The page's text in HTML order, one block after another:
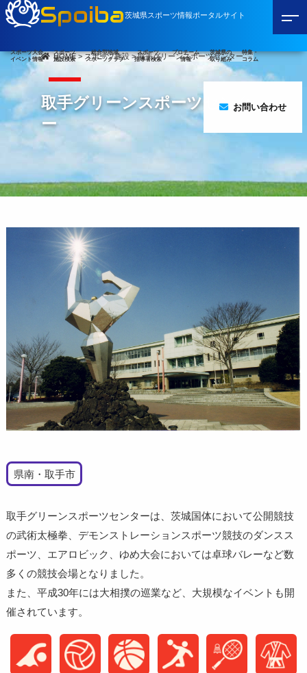
Spoiba茨城県スポーツ情報ポータルサイト
スポーツ大会
イベント情報
スポーツ
施設検索
総合型地域
スポーツクラブ
スポーツ
指導者検索
プロチーム
情報
茨城県の
取り組み
特集・
コラム
お問い合わせ
HOME>スポーツ施設>取手グリーンスポーツセンター
取手グリーンスポーツセンタ
ー
県南・取手市
取手グリーンスポーツセンターは、茨城国体において公開競技
の武術太極拳、デモンストレーションスポーツ競技のダンスス
ポーツ、エアロビック、ゆめ大会においては卓球バレーなど数
多くの競技会場となりました。
また、平成30年には大相撲の巡業など、大規模なイベントも開
催されています。